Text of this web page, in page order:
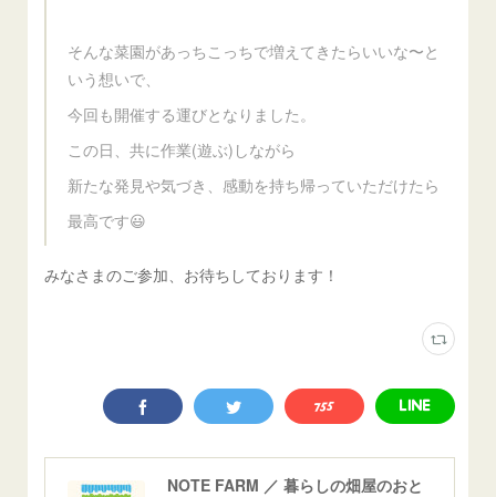
そんな菜園があっちこっちで増えてきたらいいな〜と
いう想いで、
今回も開催する運びとなりました。
この日、共に作業(遊ぶ)しながら
新たな発見や気づき、感動を持ち帰っていただけたら
最高です😃
みなさまのご参加、お待ちしております！
NOTE FARM ／ 暮らしの畑屋のおと